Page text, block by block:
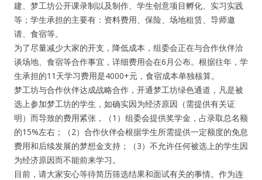
建、梦工坊公开课录制以及制作、学生创意项目孵化、实习实践
等；学生承担的主要有：资料费用、保险、场地租赁、导师邀
请、食宿等。
为了尽量减少大家的开支，降低成本，组委会正在与合作伙伴洽
谈场地、食宿等合作事宜，详细费用会在6月公布。根据往年，学
生承担的11天学习费用是4000+元，食宿成本单独核算。
梦工坊与合作伙伴达成战略合作，开通梦工坊绿色通道，凡是被
选上参加梦工坊的学生，如确实因为经济原因（需提供有关证
明）而导致的费用紧张，（1）组委会提供奖学金，占录取总名额
的15%左右；（2）合作伙伴会根据学生所需提供一定额度的免息
费用和后续发展的梦想金支持；（3）不允许任何被选上的学生因
为经济原因而不能前来学习。
目前，请大家安心等待简历筛选结果和面试有关的事情。作为连